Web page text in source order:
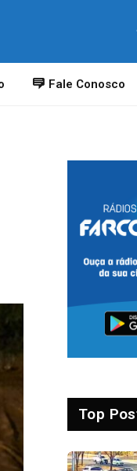
Fale Conosco
Top